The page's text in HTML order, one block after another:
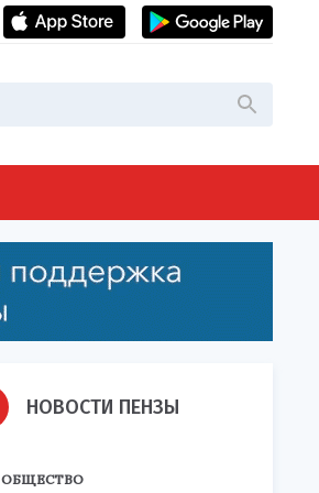
НОВОСТИ ПЕНЗЫ
ОБЩЕСТВО